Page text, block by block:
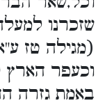
שזכרנו
(מגילה טז
וכעפר הארץ
באמת גזרה